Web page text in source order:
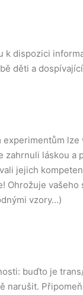
k dispozici
děti a
zahrnuli láskou a
jejich
Ohrožuje vašeho
vzory…)
buďto je
narušit.